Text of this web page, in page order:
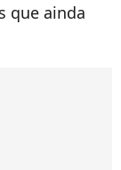
que ainda